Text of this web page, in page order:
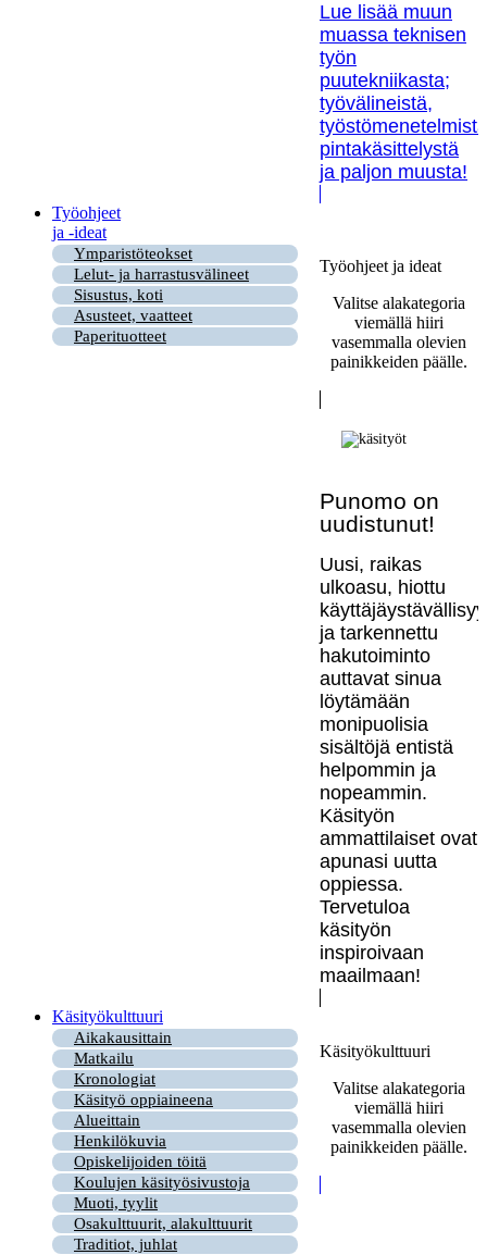
Lue lisää muun
muassa teknisen
työn
puutekniikasta;
työvälineistä,
pintakäsittelystä
ja paljon muusta!
Työohjeet
ja -ideat
Ymparistöteokset
Lelut- ja harrastusvälineet
Sisustus, koti
Asusteet, vaatteet
Paperituotteet
Työohjeet ja ideat
Valitse alakategoria
viemällä hiiri
vasemmalla olevien
painikkeiden päälle.
Punomo on
uudistunut!
Uusi, raikas
ulkoasu, hiottu
ja tarkennettu
hakutoiminto
auttavat sinua
löytämään
monipuolisia
sisältöjä entistä
helpommin ja
nopeammin.
Käsityön
ammattilaiset ovat
apunasi uutta
oppiessa.
Tervetuloa
käsityön
inspiroivaan
maailmaan!
Käsityökulttuuri
Aikakausittain
Matkailu
Kronologiat
Käsityö oppiaineena
Alueittain
Henkilökuvia
Opiskelijoiden töitä
Koulujen käsityösivustoja
Muoti, tyylit
Osakulttuurit, alakulttuurit
Traditiot, juhlat
Käsityökulttuuri
Valitse alakategoria
viemällä hiiri
vasemmalla olevien
painikkeiden päälle.